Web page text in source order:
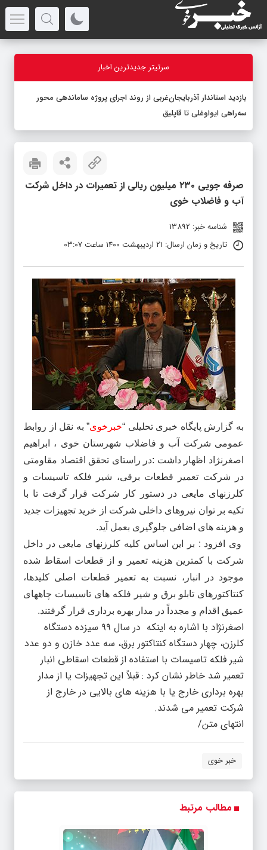
سرتیتر جدیدترین اخبار
بازدید استاندار آذربایجان‌غربی از روند اجرای پروژه ساماندهی محور
سه‌راهی ایواوغلی تا قاپلیق
صرفه جویی ۲۳۰ میلیون ریالی از تعمیرات در داخل شرکت
آب و فاضلاب خوی
شناسه خبر: 13892
تاریخ و زمان ارسال: 21 اردیبهشت 1400 ساعت 03:07
به گزارش پایگاه خبری تحلیلی “خبرخوی” به نقل از روابط
عمومی شرکت آب و فاضلاب شهرستان خوی ، ابراهیم
اصغرنژاد اظهار داشت :در راستای تحقق اقتصاد مقاومتی
در شرکت تعمیر قطعات برقی، شیر فلکه تاسیسات و
کلرزنهای مایعی در دستور کار شرکت قرار گرفت تا با
تکیه بر توان نیروهای داخلی شرکت از خرید تجهیزات جدید
و هزینه های اضافی جلوگیری بعمل آید.
وی افزود : بر این اساس کلیه کلرزنهای مایعی در داخل
شرکت با کمترین هزینه تعمیر و از قطعات اسقاط شده
موجود در انبار، نسبت به تعمیر قطعات اصلی کلیدها،
کنتاکتورهای تابلو برق و شیر فلکه های تاسیسات چاههای
عمیق اقدام و مجدداً در مدار بهره برداری قرار گرفتند.
اصغرنژاد با اشاره به اینکه در سال ۹۹ سیزده دستگاه
کلرزن، چهار دستگاه کنتاکتور برق، سه عدد خازن و دو عدد
شیر فلکه تاسیسات با استفاده از قطعات اسقاطی انبار
تعمیر شد خاطر نشان کرد : قبلاً این تجهیزات یا از مدار
بهره برداری خارج یا با هزینه های بالایی در خارج از
شرکت تعمیر می شدند.
انتهای متن/
خبر خوی
مطالب مرتبط